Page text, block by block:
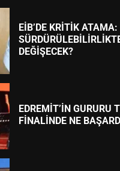
EİB’DE KRİTİK ATAMA:
DEĞİŞECEK?
EDREMİT’İN GURURU
FİNALİNDE NE